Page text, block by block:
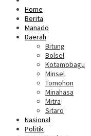
Home
Berita
Manado
Daerah
Bitung
Bolsel
Kotamobagu
Minsel
Tomohon
Minahasa
Mitra
Sitaro
Nasional
Politik